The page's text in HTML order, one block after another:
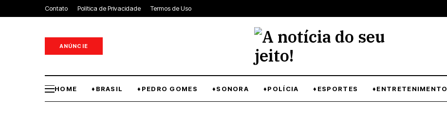
Contato Política de Privacidade Termos de Uso
ANÚNCIE
HOME ♦BRASIL ♦PEDRO GOMES ♦SONORA ♦POLÍCIA ♦ESPORTES ♦ENTRETENIMENTO